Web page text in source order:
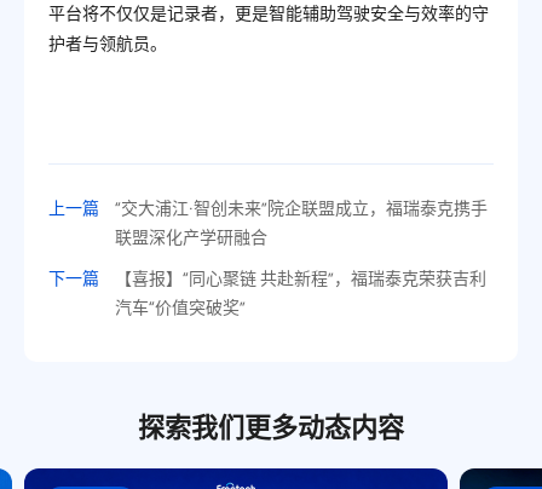
平台将不仅仅是记录者，更是智能辅助驾驶安全与效率的守
护者与领航员。
上一篇
“交大浦江·智创未来”院企联盟成立，福瑞泰克携手
联盟深化产学研融合
下一篇
【喜报】“同心聚链 共赴新程”，福瑞泰克荣获吉利
汽车“价值突破奖”
探索我们更多动态内容